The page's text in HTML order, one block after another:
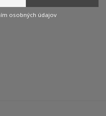
osobných údajov